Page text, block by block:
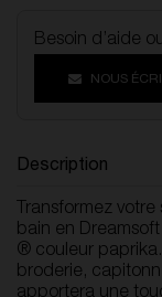
Besoin d’aide
NOUS
Description
Transformez
bain en Dreamsoft
® couleur
broderie,
apportera une